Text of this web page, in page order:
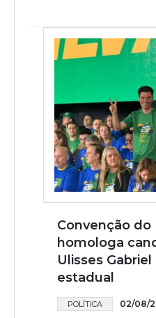
Convenção do
homologa
Ulisses
estadual
POLÍTICA 02/08/